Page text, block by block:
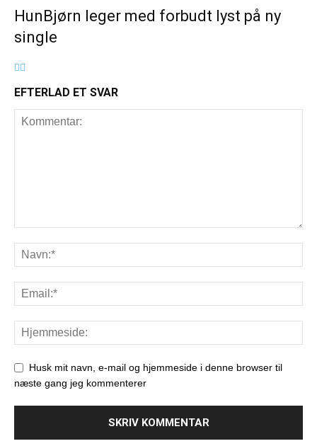
HunBjørn leger med forbudt lyst på ny
single
EFTERLAD ET SVAR
Husk mit navn, e-mail og hjemmeside i denne browser til
næste gang jeg kommenterer